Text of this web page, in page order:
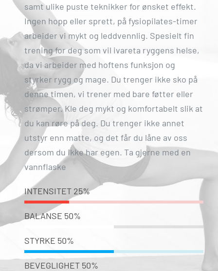
samt ulike puste teknikker for ønsket effekt.
Ingen hopp eller sprett, på fysiopilates-timer
arbeider vi mykt og leddvennlig. Spesielt fin
trening for deg som vil ivareta ryggens helse,
da vi arbeider med hoftens funksjon og
styrker rygg og mage. Du trenger ikke sko på
denne timen, vi trener med bare føtter eller
strømper. Kle deg mykt og komfortabelt slik at
du kan røre på deg. Du trenger ikke annet
utstyr enn matte, og det får du låne av oss
dersom du ikke har egen. Ta gjerne med en
vannflaske
INTENSITET 25%
BALANSE 50%
STYRKE 50%
BEVEGLIGHET 50%